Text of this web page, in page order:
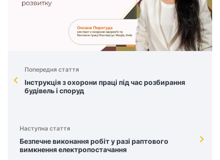
Попередня стаття
Інструкція з охорони праці під час розбирання
будівель і споруд
Наступна стаття
Безпечне виконання робіт у разі раптового
вимкнення електропостачання